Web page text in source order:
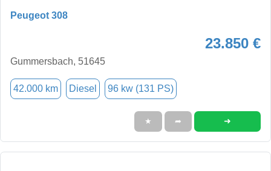
Peugeot 308
23.850 €
Gummersbach, 51645
42.000 km Diesel 96 kw (131 PS)
★ ➦ ➜